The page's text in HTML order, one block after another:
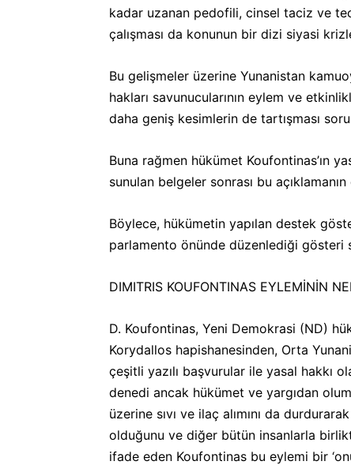
kadar uzanan pedofili, cinsel taciz ve
çalışması da konunun bir dizi siyasi
Bu gelişmeler üzerine Yunanistan
hakları savunucularının eylem ve
daha geniş kesimlerin de tartışması
Buna rağmen hükümet Koufontinas’ın
sunulan belgeler sonrası bu açıklamanın
Böylece, hükümetin yapılan destek
parlamento önünde düzenlediği gösteri
DIMITRIS KOUFONTINAS EYLEMİNİN
D. Koufontinas, Yeni Demokrasi (ND)
Korydallos hapishanesinden, Orta
çeşitli yazılı başvurular ile yasal hakkı
denedi ancak hükümet ve yargıdan
üzerine sıvı ve ilaç alımını da
olduğunu ve diğer bütün insanlarla
ifade eden Koufontinas bu eylemi bir